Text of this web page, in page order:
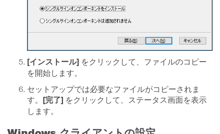
[インストール] をクリックして、ファイルのコピー
を開始します。
セットアップでは必要なファイルがコピーされま
す。 [完了] をクリックして、ステータス画面を表示
します。